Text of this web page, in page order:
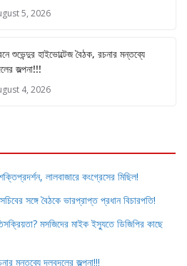
5, 2026
শুভেন্দুর হাইভোল্টেজ বৈঠক, রচনার মন্তব্যে
জল্পনা!!!
4, 2026
লালবাজারে কংগ্রেসের মিছিল!
সঙ্গে বৈঠকে ভারপ্রাপ্ত প্রধান বিচারপতি!
মসজিদের মাইক ইস্যুতে ডিজিপির কাছে
মন্তব্যে দলবদলের জল্পনা!!!